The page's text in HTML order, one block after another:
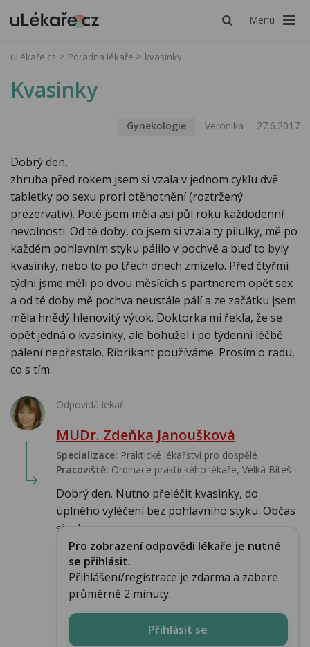
Menu
uLékaře.cz Poradna lékaře kvasinky
Kvasinky
Gynekologie Veronika 27.6.2017
Dobrý den,
zhruba před rokem jsem si vzala v jednom cyklu dvě
tabletky po sexu prori otěhotnění (roztržený
prezervativ). Poté jsem měla asi půl roku každodenní
nevolnosti. Od té doby, co jsem si vzala ty pilulky, mě po
každém pohlavním styku pálilo v pochvě a buď to byly
kvasinky, nebo to po třech dnech zmizelo. Před čtyřmi
týdni jsme měli po dvou měsících s partnerem opět sex
a od té doby mě pochva neustále pálí a ze začátku jsem
měla hnědý hlenovitý výtok. Doktorka mi řekla, že se
opět jedná o kvasinky, ale bohužel i po týdenní léčbě
pálení nepřestalo. Ribrikant používáme. Prosím o radu,
co s tím.
Odpovídá lékař:
MUDr. Zdeňka Janoušková
Specializace: Praktické lékařství pro dospělé
Pracoviště: Ordinace praktického lékaře, Velká Bíteš
Dobrý den. Nutno přeléčit kvasinky, do
úplného vyléčení bez pohlavního styku. Občas
si ud...
Pro zobrazení odpovědi lékaře je nutné
se přihlásit.
Přihlášení/registrace je zdarma a zabere
průměrně 2 minuty.
Přihlásit se